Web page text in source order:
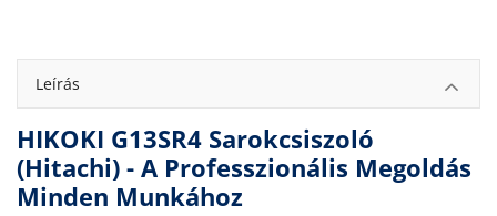
Leírás
HIKOKI G13SR4 Sarokcsiszoló
(Hitachi) - A Professzionális Megoldás
Minden Munkához